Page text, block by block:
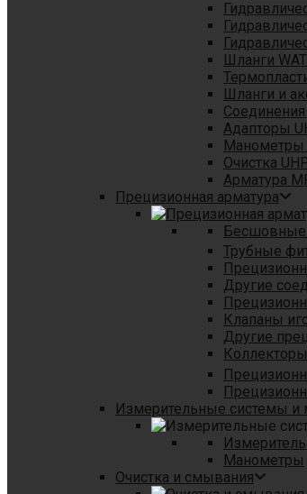
Шланги
Шланги и
Соединения
Адапторы
Манометры
Очистка
Арматура
Прецизионная арматура
Бесшовные
Трубные
Другие
Клапаны
Другие
Измерительные системы и
Манометры
Очистка и смывания